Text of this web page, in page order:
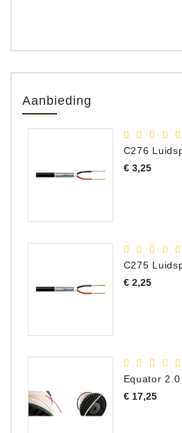
Aanbieding
€ 3,25Prijs
€ 2,25Prijs
€ 17,25Prijs